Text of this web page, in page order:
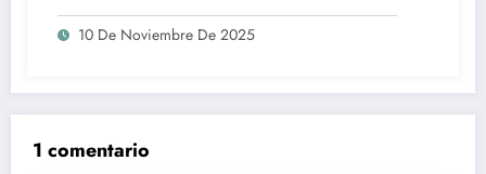
10 De Noviembre De 2025
1 comentario